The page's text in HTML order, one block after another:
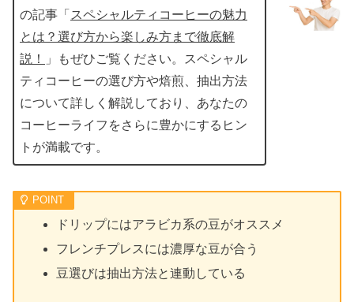
の記事「 スペシャルティコーヒーの魅力
とは？選び方から楽しみ方まで徹底解
説！
」もぜひご覧ください。スペシャル
ティコーヒーの選び方や焙煎、抽出方法
について詳しく解説しており、あなたの
コーヒーライフをさらに豊かにするヒン
トが満載です。
ドリップにはアラビカ系の豆がオススメ
フレンチプレスには濃厚な豆が合う
豆選びは抽出方法と連動している